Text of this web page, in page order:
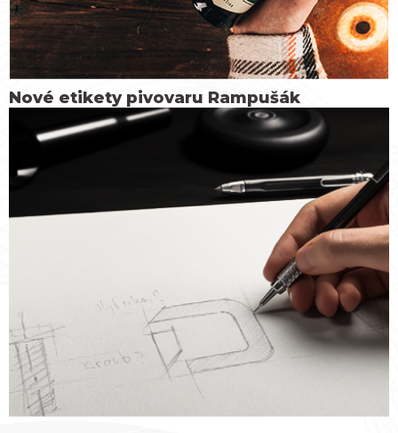
Nové etikety pivovaru Rampušák